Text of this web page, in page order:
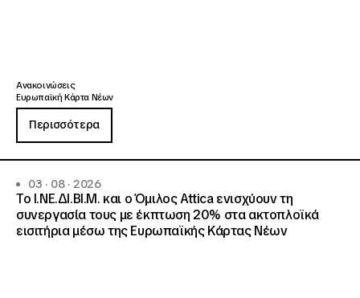
Ανακοινώσεις
Ευρωπαϊκή Κάρτα Νέων
Περισσότερα
03 · 08 · 2026
Το Ι.ΝΕ.ΔΙ.ΒΙ.Μ. και o Όμιλος Attica ενισχύουν τη
συνεργασία τους με έκπτωση 20% στα ακτοπλοϊκά
εισιτήρια μέσω της Ευρωπαϊκής Κάρτας Νέων